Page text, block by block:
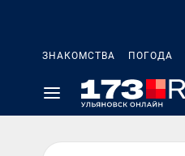
ЗНАКОМСТВА ПОГОДА